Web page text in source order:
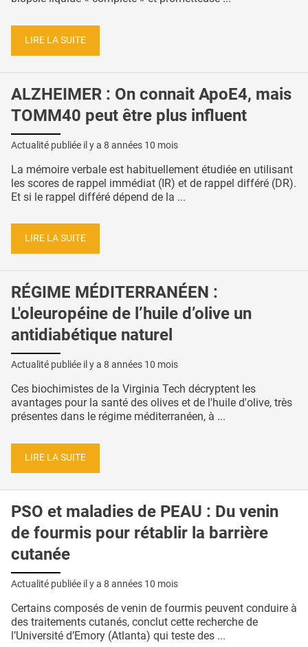
LIRE LA SUITE
ALZHEIMER : On connait ApoE4, mais
TOMM40 peut être plus influent
Actualité publiée il y a 8 années 10 mois
La mémoire verbale est habituellement étudiée en utilisant
les scores de rappel immédiat (IR) et de rappel différé (DR).
Et si le rappel différé dépend de la ...
LIRE LA SUITE
RÉGIME MÉDITERRANÉEN :
L'oleuropéine de l’huile d’olive un
antidiabétique naturel
Actualité publiée il y a 8 années 10 mois
Ces biochimistes de la Virginia Tech décryptent les
avantages pour la santé des olives et de l'huile d'olive, très
présentes dans le régime méditerranéen, à ...
LIRE LA SUITE
PSO et maladies de PEAU : Du venin
de fourmis pour rétablir la barrière
cutanée
Actualité publiée il y a 8 années 10 mois
Certains composés de venin de fourmis peuvent conduire à
des traitements cutanés, conclut cette recherche de
l’Université d’Emory (Atlanta) qui teste des ...